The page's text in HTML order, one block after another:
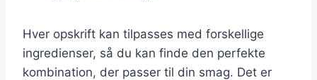
Hver opskrift kan tilpasses med forskellige
ingredienser, så du kan finde den perfekte
kombination, der passer til din smag. Det er